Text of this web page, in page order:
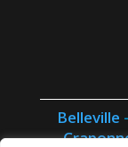
Belleville